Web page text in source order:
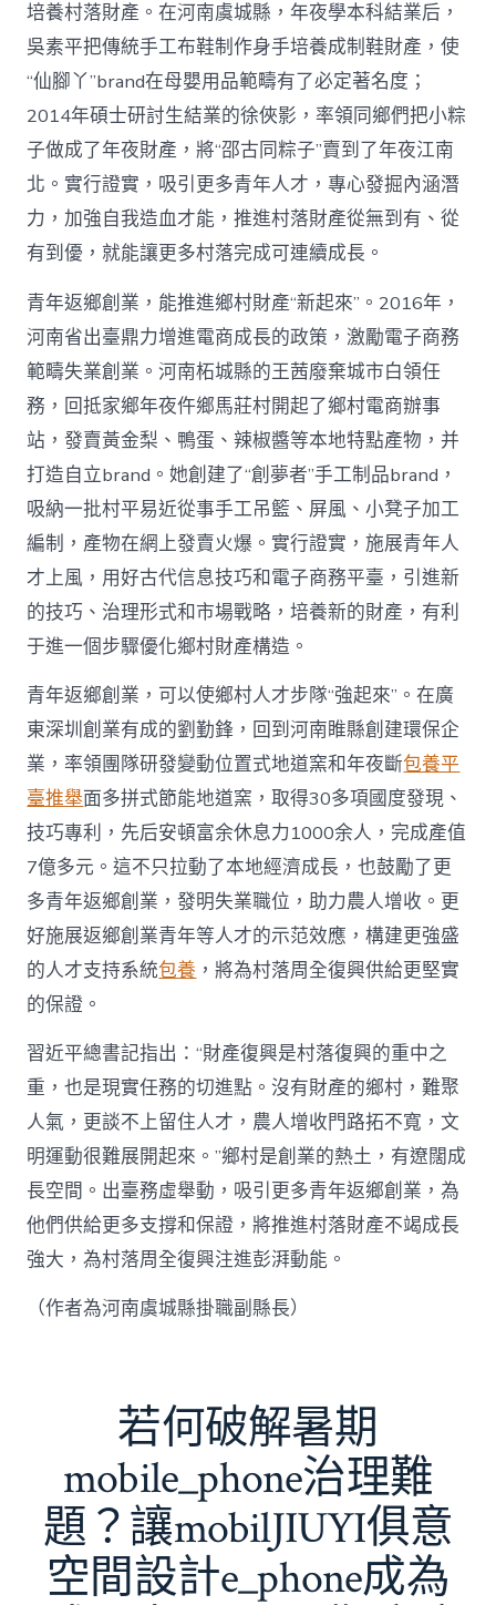
培養村落財產。在河南虞城縣，年夜學本科結業后，
吳素平把傳統手工布鞋制作身手培養成制鞋財產，使
“仙腳丫”brand在母嬰用品範疇有了必定著名度；
2014年碩士研討生結業的徐俠影，率領同鄉們把小粽
子做成了年夜財產，將“邵古同粽子”賣到了年夜江南
北。實行證實，吸引更多青年人才，專心發掘內涵潛
力，加強自我造血才能，推進村落財產從無到有、從
有到優，就能讓更多村落完成可連續成長。
青年返鄉創業，能推進鄉村財產“新起來”。2016年，
河南省出臺鼎力增進電商成長的政策，激勵電子商務
範疇失業創業。河南柘城縣的王茜廢棄城市白領任
務，回抵家鄉年夜仵鄉馬莊村開起了鄉村電商辦事
站，發賣黃金梨、鴨蛋、辣椒醬等本地特點產物，并
打造自立brand。她創建了“創夢者”手工制品brand，
吸納一批村平易近從事手工吊籃、屏風、小凳子加工
編制，產物在網上發賣火爆。實行證實，施展青年人
才上風，用好古代信息技巧和電子商務平臺，引進新
的技巧、治理形式和市場戰略，培養新的財產，有利
于進一個步驟優化鄉村財產構造。
青年返鄉創業，可以使鄉村人才步隊“強起來”。在廣
東深圳創業有成的劉勤鋒，回到河南睢縣創建環保企
業，率領團隊研發變動位置式地道窯和年夜斷包養平
臺推舉面多拼式節能地道窯，取得30多項國度發現、
技巧專利，先后安頓富余休息力1000余人，完成產值
7億多元。這不只拉動了本地經濟成長，也鼓勵了更
多青年返鄉創業，發明失業職位，助力農人增收。更
好施展返鄉創業青年等人才的示范效應，構建更強盛
的人才支持系統包養 ，將為村落周全復興供給更堅實
的保證。
習近平總書記指出：“財產復興是村落復興的重中之
重，也是現實任務的切進點。沒有財產的鄉村，難聚
人氣，更談不上留住人才，農人增收門路拓不寬，文
明運動很難展開起來。”鄉村是創業的熱土，有遼闊成
長空間。出臺務虛舉動，吸引更多青年返鄉創業，為
他們供給更多支撐和保證，將推進村落財產不竭成長
強大，為村落周全復興注進彭湃動能。
（作者為河南虞城縣掛職副縣長）
若何破解暑期
mobile_phone治理難
題？讓mobilJIUYI俱意
空間設計e_phone成為